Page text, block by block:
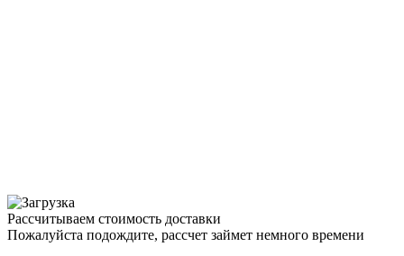
Рассчитываем стоимость доставки
Пожалуйста подождите, рассчет займет немного времени